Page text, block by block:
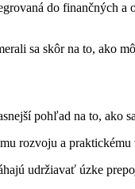
do finančných
sa skôr na to, ako
pohľad na to, ako
rozvoju a
udržiavať úzke